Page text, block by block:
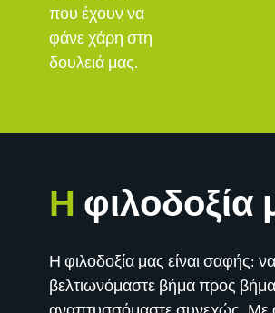
που έχουν να
φάνε χάρη στη
δουλειά μας.
Η φιλοδοξία
Η φιλοδοξία μας είναι σαφής: να
βελτιωνόμαστε βήμα προς βήμα